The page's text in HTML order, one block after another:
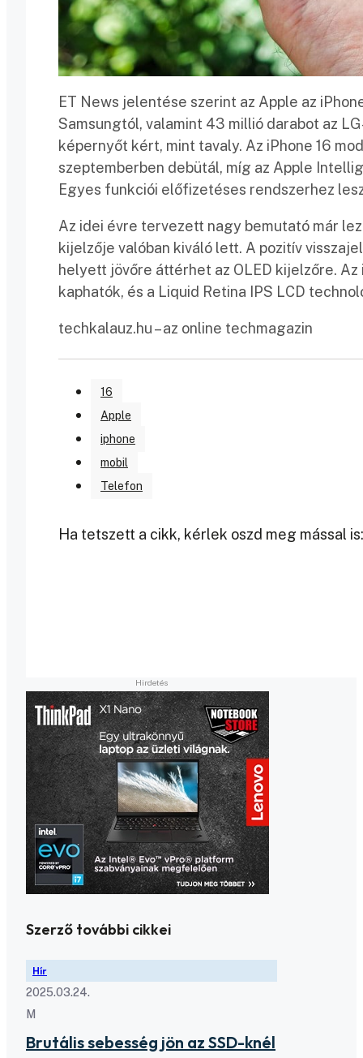
ET News jelentése szerint az Apple az
Samsungtól, valamint 43 millió darabot az
képernyőt kért, mint tavaly. Az iPhone 16
szeptemberben debütál, míg az Apple
Egyes funkciói előfizetéses rendszerhez
Az idei évre tervezett nagy bemutató már
kijelzője valóban kiváló lett. A pozitív
helyett jövőre áttérhet az OLED kijelzőre. Az
kaphatók, és a Liquid Retina IPS LCD
techkalauz.hu – az online techmagazin
16
Apple
iphone
mobil
Telefon
Ha tetszett a cikk, kérlek oszd meg mással is:
Szerző további cikkei
Hír
2025.03.24.
M
Brutális sebesség jön az SSD-knél